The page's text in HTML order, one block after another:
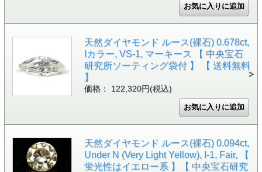
天然ダイヤモンド ルース(裸石) 0.678ct,
Iカラー, VS-1, マーキース 【 中央宝石
研究所ソーティング袋付 】 【 送料無料
】
価格： 122,320円(税込)
天然ダイヤモンド ルース(裸石) 0.094ct,
Under N (Very Light Yellow), I-1, Fair, 【
蛍光性はイエロー系 】【 中央宝石研究